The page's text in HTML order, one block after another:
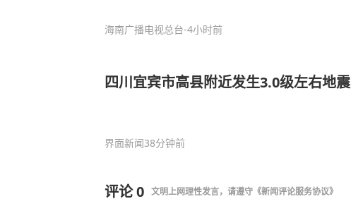
海南广播电视总台-4小时前
四川宜宾市高县附近发生3.0级左右地震
界面新闻38分钟前
评论0 文明上网理性发言，请遵守 《新闻评论服务协议》